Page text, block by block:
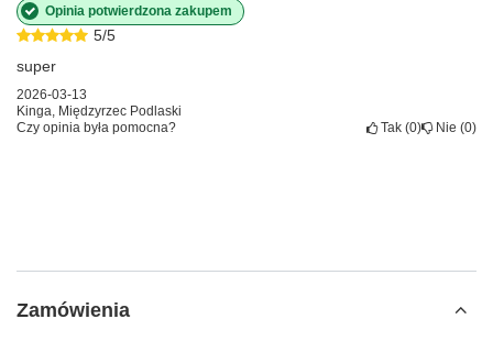
5/5
Opinia potwierdzona zakupem
super
2026-03-13
Kinga, Międzyrzec Podlaski
Czy opinia była pomocna?
Tak 0 Nie 0
Zamówienia